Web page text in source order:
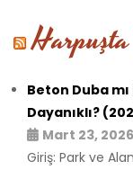
Beton Duba
Dayanıklı?
Mart 23, 2026
Giriş: Park ve